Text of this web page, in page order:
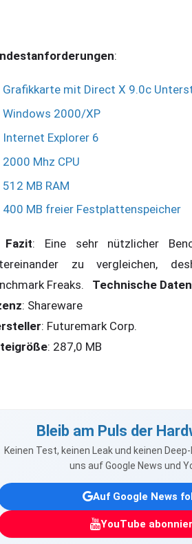
:
Grafikkarte mit Direct X 9.0c
Windows 2000/XP
Internet Explorer 6
2000 Mhz CPU
512 MB RAM
400 MB freier Festplattenspeicher
Fazit: Eine sehr nützlicher
zu vergleichen,
Freaks. Technische Daten
: Shareware
: Futuremark Corp.
: 287,0 MB
Bleib am Puls der
Keinen Test, keinen Leak und keinen
uns auf Google News und
Auf Google News
YouTube